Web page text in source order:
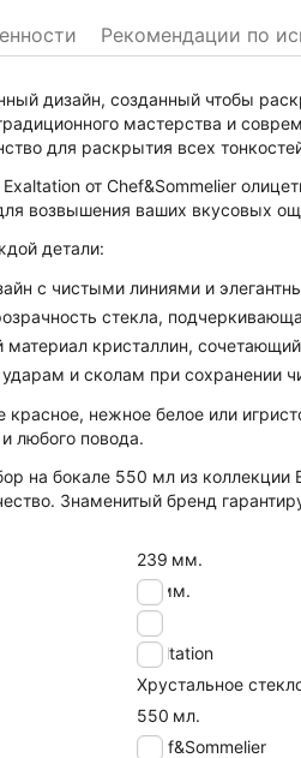
Рекомендации по
дизайн, созданный чтобы
мастерства и
для раскрытия всех
от Chef&Sommelier
возвышения ваших вкусовых
детали:
с чистыми линиями и
стекла,
кристаллин,
ударам и сколам при сохранении
красное, нежное белое или
любого повода.
на бокале 550 мл из
Знаменитый бренд
239 мм.
72
мм.
6
Exaltation
Хрустальное
550 мл.
Chef&Sommelier